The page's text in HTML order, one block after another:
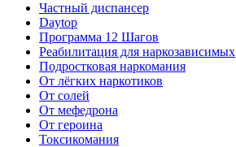
Частный диспансер
Daytop
Программа 12 Шагов
Реабилитация для наркозависимых
Подростковая наркомания
От лёгких наркотиков
От солей
От мефедрона
От героина
Токсикомания